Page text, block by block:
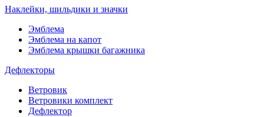
Наклейки, шильдики и значки
Эмблема
Эмблема на капот
Эмблема крышки багажника
Дефлекторы
Ветровик
Ветровики комплект
Дефлектор